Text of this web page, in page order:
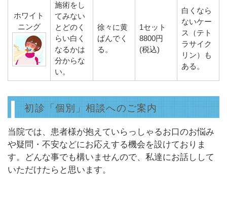
ホワイト
ニング
施術をし
てみない
とどのく
らい白く
なるかは
分からな
い。
徐々に黄
ばんでく
る。
1セット
8800円
(税込)
白くなら
ないケー
ス（テト
ラサイク
リン）も
ある。
初診「個別」相談へのご案内
当院では、患者様が抱えていらっしゃるお口のお悩み
や疑問・不安などにお応えする機会を設けておりま
す。どんな事でも構いませんので、私達にお話しして
いただけたらと思います。